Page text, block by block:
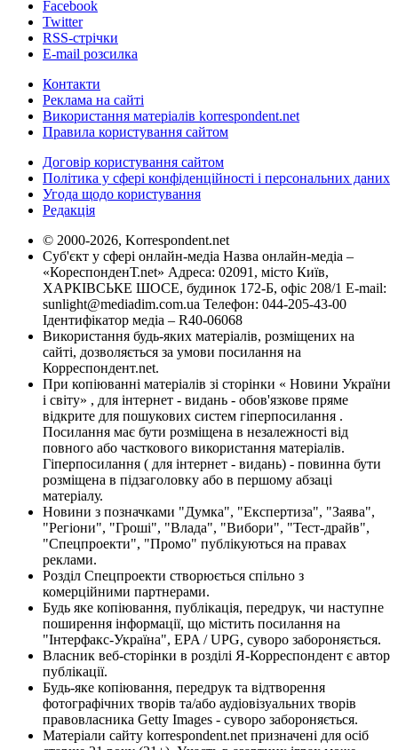
Facebook
Twitter
RSS-стрічки
E-mail розсилка
Контакти
Реклама на сайті
Використання матеріалів korrespondent.net
Правила користування сайтом
Договір користування сайтом
Політика у сфері конфіденційності і персональних даних
Угода щодо користування
Редакція
© 2000-2026, Korrespondent.net
Суб'єкт у сфері онлайн-медіа Назва онлайн-медіа –
«КореспонденТ.net» Адреса: 02091, місто Київ,
ХАРКІВСЬКЕ ШОСЕ, будинок 172-Б, офіс 208/1 E-mail:
sunlight@mediadim.com.ua Телефон: 044-205-43-00
Ідентифікатор медіа – R40-06068
Використання будь-яких матеріалів, розміщених на
сайті, дозволяється за умови посилання на
Корреспондент.net.
При копіюванні матеріалів зі сторінки « Новини України
і світу» , для інтернет - видань - обов'язкове пряме
відкрите для пошукових систем гіперпосилання .
Посилання має бути розміщена в незалежності від
повного або часткового використання матеріалів.
Гіперпосилання ( для інтернет - видань) - повинна бути
розміщена в підзаголовку або в першому абзаці
матеріалу.
Новини з позначками "Думка", "Експертиза", "Заява",
"Регіони", "Гроші", "Влада", "Вибори", "Тест-драйв",
"Спецпроекти", "Промо" публікуються на правах
реклами.
Розділ Спецпроекти створюється спільно з
комерційними партнерами.
Будь яке копіювання, публікація, передрук, чи наступне
поширення інформації, що містить посилання на
"Інтерфакс-Україна", EPA / UPG, суворо забороняється.
Власник веб-сторінки в розділі Я-Корреспондент є автор
публікації.
Будь-яке копіювання, передрук та відтворення
фотографічних творів та/або аудіовізуальних творів
правовласника Getty Images - суворо забороняється.
Матеріали сайту korrespondent.net призначені для осіб